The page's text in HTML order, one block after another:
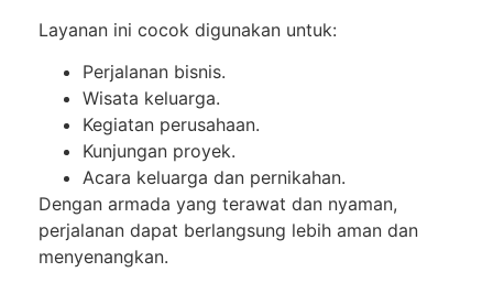
Layanan ini cocok digunakan untuk:
Perjalanan bisnis.
Wisata keluarga.
Kegiatan perusahaan.
Kunjungan proyek.
Acara keluarga dan pernikahan.
Dengan armada yang terawat dan nyaman,
perjalanan dapat berlangsung lebih aman dan
menyenangkan.